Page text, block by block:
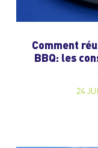
Comment
BBQ: les
24